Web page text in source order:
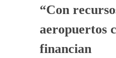
“Con
aeropuertos
financian